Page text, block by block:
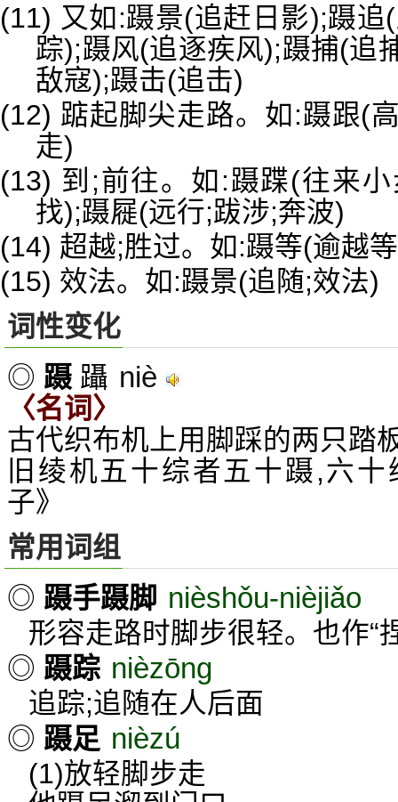
(11) 又如:蹑景(追赶日影);蹑
踪);蹑风(追逐疾风);蹑捕(追
敌寇);蹑击(追击)
(12) 踮起脚尖走路。如:蹑跟(
走)
(13) 到;前往。如:蹑蹀(往来
找);蹑屣(远行;跋涉;奔波)
(14) 超越;胜过。如:蹑等(逾越
(15) 效法。如:蹑景(追随;效法)
词性变化
◎ 蹑 躡 niè
〈名词〉
古代织布机上用脚踩的两只踏
旧绫机五十综者五十蹑,六
子》
常用词组
◎ 蹑手蹑脚 nièshǒu-nièjiǎo
形容走路时脚步很轻。也作“
◎ 蹑踪 nièzōng
追踪;追随在人后面
◎ 蹑足 nièzú
(1)放轻脚步走